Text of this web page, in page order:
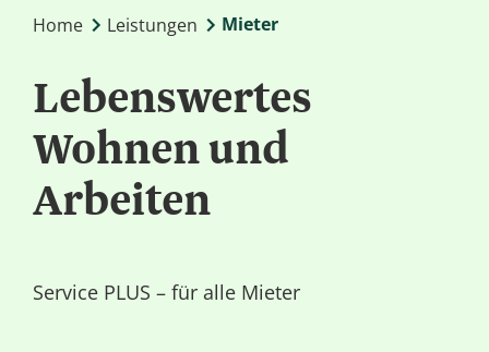
Home Leistungen Mieter
Lebens­wertes
Wohnen und
Arbeiten
Service PLUS – für alle Mieter